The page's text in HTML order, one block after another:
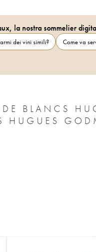
la nostra sommelier
dei vini simili? Come va
BLANCS
HUGUES